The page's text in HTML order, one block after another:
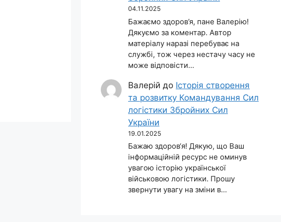
04.11.2025
Бажаємо здоров’я, пане Валерію!
Дякуємо за коментар. Автор
матеріалу наразі перебуває на
службі, тож через нестачу часу не
може відповісти…
Валерій до Історія створення
та розвитку Командування Сил
логістики Збройних Сил
України
19.01.2025
Бажаю здоров‘я! Дякую, що Ваш
інформаційній ресурс не оминув
увагою історію української
військовою логістики. Прошу
звернути увагу на зміни в…